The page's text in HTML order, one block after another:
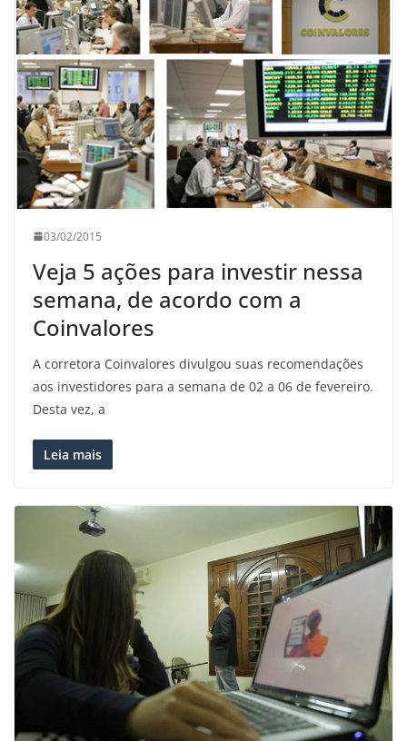
03/02/2015
Veja 5 ações para investir nessa
semana, de acordo com a
Coinvalores
A corretora Coinvalores divulgou suas recomendações
aos investidores para a semana de 02 a 06 de fevereiro.
Desta vez, a
Leia mais